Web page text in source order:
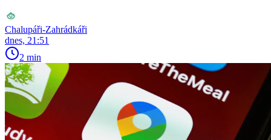
Chalupáři-Zahrádkáři
dnes, 21:51
2 min